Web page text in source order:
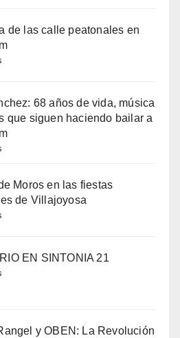
de las calle peatonales en
68 años de vida, música
que siguen haciendo bailar a
Moros en las fiestas
de Villajoyosa
EN SINTONIA 21
y OBEN: La Revolución